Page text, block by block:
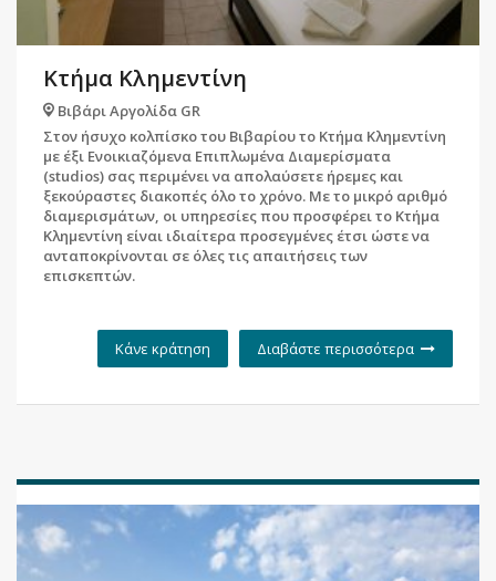
Κτήμα Κλημεντίνη
Βιβάρι Αργολίδα GR
Στον ήσυχο κολπίσκο του Βιβαρίου το Κτήμα Κλημεντίνη
με έξι Ενοικιαζόμενα Επιπλωμένα Διαμερίσματα
(studios) σας περιμένει να απολαύσετε ήρεμες και
ξεκούραστες διακοπές όλο το χρόνο. Με το μικρό αριθμό
διαμερισμάτων, οι υπηρεσίες που προσφέρει το Κτήμα
Κλημεντίνη είναι ιδιαίτερα προσεγμένες έτσι ώστε να
ανταποκρίνονται σε όλες τις απαιτήσεις των
επισκεπτών.
Διαβάστε περισσότερα
Κάνε κράτηση